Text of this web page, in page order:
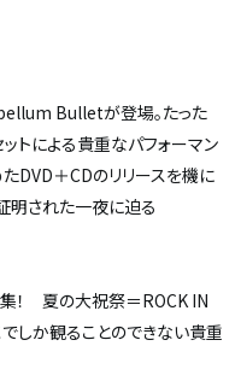
Bulletが登場。たった
トによる貴重なパフォーマン
DVD＋CDのリリースを機に
された一夜に迫る
！ 夏の大祝祭＝ROCK IN
しか観ることのできない貴重